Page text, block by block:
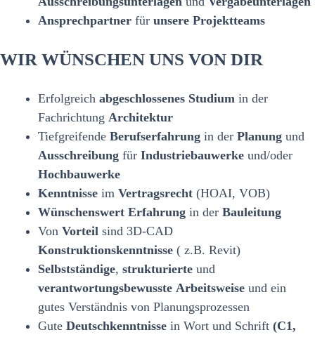
Ansprechpartner für unsere Projektteams
WIR WÜNSCHEN UNS VON DIR
Erfolgreich abgeschlossenes Studium in der
Fachrichtung Architektur
Tiefgreifende Berufserfahrung in der Planung und
Ausschreibung für Industriebauwerke und/oder
Hochbauwerke
Kenntnisse im Vertragsrecht (HOAI, VOB)
Wünschenswert Erfahrung in der Bauleitung
Von Vorteil sind 3D-CAD
Konstruktionskenntnisse ( z.B. Revit)
Selbstständige, strukturierte und
verantwortungsbewusste Arbeitsweise und ein
gutes Verständnis von Planungsprozessen
Gute Deutschkenntnisse in Wort und Schrift (C1,